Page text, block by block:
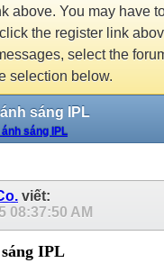
above. You may have
the register link
select the
selection below.
sáng IPL
sáng IPL
viết:
08:37:50 AM
IPL